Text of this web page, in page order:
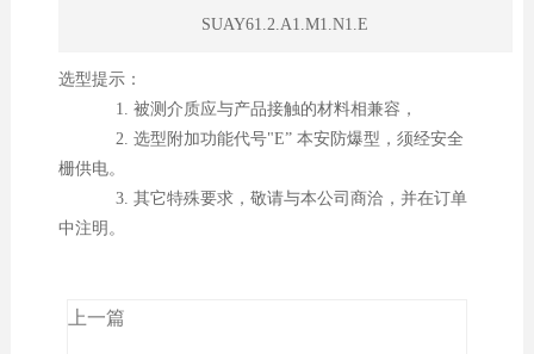
SUAY61.2.A1.M1.N1.E
选型提示：
1. 被测介质应与产品接触的材料相兼容，
2. 选型附加功能代号"E” 本安防爆型，须经安全
栅供电。
3. 其它特殊要求，敬请与本公司商洽，并在订单
中注明。
上一篇